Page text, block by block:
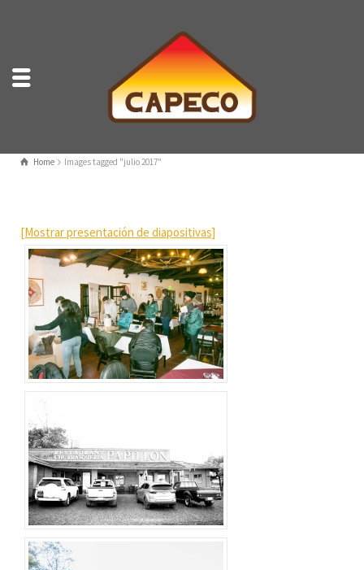
Home Images tagged "julio 2017"
[Mostrar presentación de diapositivas]